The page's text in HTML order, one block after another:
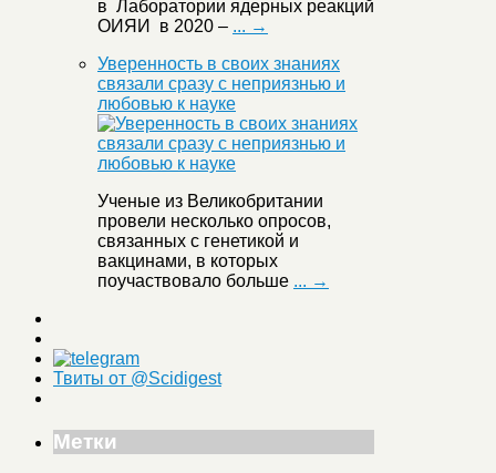
в Лаборатории ядерных реакций
ОИЯИ в 2020 – ... →
Уверенность в своих знаниях
связали сразу с неприязнью и
любовью к науке
Ученые из Великобритании
провели несколько опросов,
связанных с генетикой и
вакцинами, в которых
поучаствовало больше ... →
Твиты от @Scidigest
Метки